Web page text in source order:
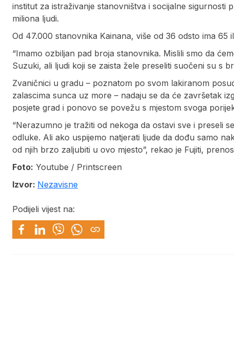
institut za istraživanje stanovništva i socijalne sigurnosti
miliona ljudi.
Od 47.000 stanovnika Kainana, više od 36 odsto ima 65
“Imamo ozbiljan pad broja stanovnika. Mislili smo da
Suzuki, ali ljudi koji se zaista žele preseliti suočeni su s
Zvaničnici u gradu – poznatom po svom lakiranom
zalascima sunca uz more – nadaju se da će završetak
posjete grad i ponovo se povežu s mjestom svoga
“Nerazumno je tražiti od nekoga da ostavi sve i preseli
odluke. Ali ako uspijemo natjerati ljude da dođu samo
od njih brzo zaljubiti u ovo mjesto”, rekao je Fujiti,
Foto: Youtube / Printscreen
Izvor: Nezavisne
Podijeli vijest na: